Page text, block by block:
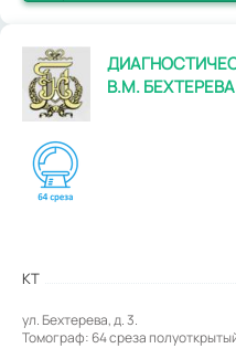
В.М. БЕХТЕРЕВА
КТ
ул. Бехтерева, д. 3.
Томограф: 64 среза